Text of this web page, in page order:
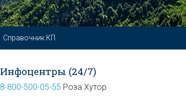
Справочник КП
Инфоцентры (24/7)
8-800-500-05-55 Роза Хутор